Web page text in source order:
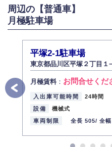
6.個人情報管理の社内教育
弊社社員全員が、個人情報の取り扱
切に管理するよう社内教育を実施し
代表取締役社長 野口 幸男
周辺の【普通車】
月極駐車場
平塚2-1駐車場
東京都品川区平塚２丁目１
月極賃料： お問合せくだ
入出庫可能時間
24時間
設備
機械式
車両制限
全長 505/ 全